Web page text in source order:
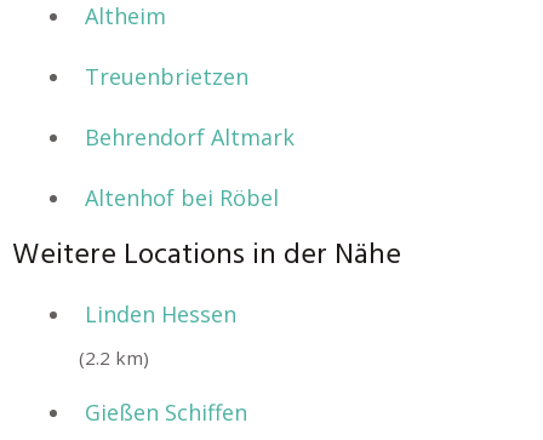
Altheim
Treuenbrietzen
Behrendorf Altmark
Altenhof bei Röbel
Weitere Locations in der Nähe
Linden Hessen
(2.2 km)
Gießen Schiffen